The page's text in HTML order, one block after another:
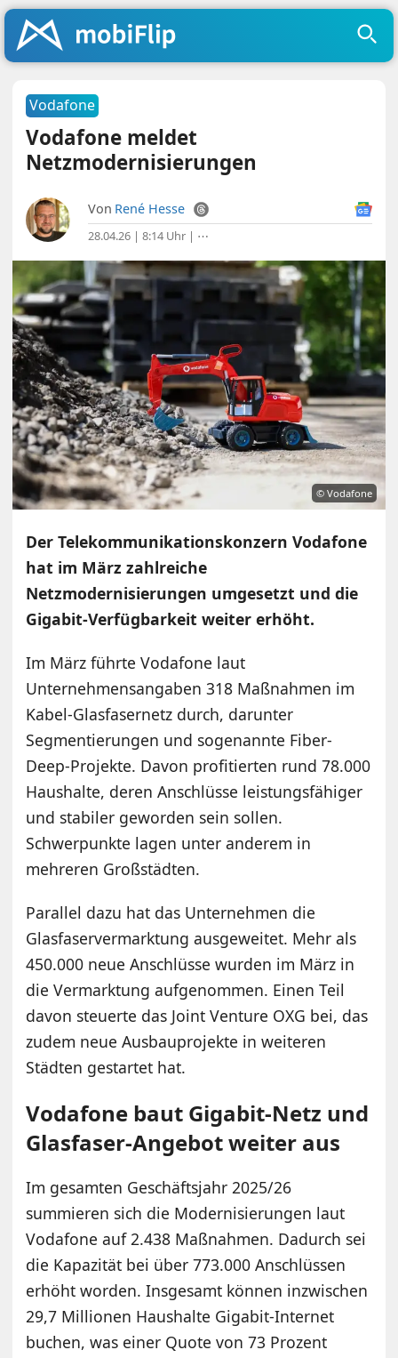
Vodafone
Vodafone meldet
Netzmodernisierungen
Von René Hesse
28.04.26 | 8:14 Uhr | ⋯
© Vodafone
Der Telekommunikationskonzern Vodafone
hat im März zahlreiche
Netzmodernisierungen umgesetzt und die
Gigabit-Verfügbarkeit weiter erhöht.
Im März führte Vodafone laut
Unternehmensangaben 318 Maßnahmen im
Kabel-Glasfasernetz durch, darunter
Segmentierungen und sogenannte Fiber-
Deep-Projekte. Davon profitierten rund 78.000
Haushalte, deren Anschlüsse leistungsfähiger
und stabiler geworden sein sollen.
Schwerpunkte lagen unter anderem in
mehreren Großstädten.
Parallel dazu hat das Unternehmen die
Glasfaservermarktung ausgeweitet. Mehr als
450.000 neue Anschlüsse wurden im März in
die Vermarktung aufgenommen. Einen Teil
davon steuerte das Joint Venture OXG bei, das
zudem neue Ausbauprojekte in weiteren
Städten gestartet hat.
Vodafone baut Gigabit-Netz und
Glasfaser-Angebot weiter aus
Im gesamten Geschäftsjahr 2025/26
summieren sich die Modernisierungen laut
Vodafone auf 2.438 Maßnahmen. Dadurch sei
die Kapazität bei über 773.000 Anschlüssen
erhöht worden. Insgesamt können inzwischen
29,7 Millionen Haushalte Gigabit-Internet
buchen, was einer Quote von 73 Prozent